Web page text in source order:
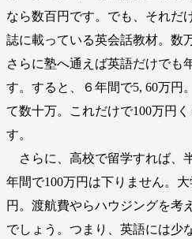
なら数百円です。でも、それだ
誌に載っている英会話教材。数
さらに塾へ通えば英語だけでも
す。すると、６年間で5, 60万円
て数十万。これだけで100万円
す。
さらに、高校で留学すれば、
年間で100万円は下りません。
円。渡航費やらハウジングを考
でしょう。つまり、英語には少